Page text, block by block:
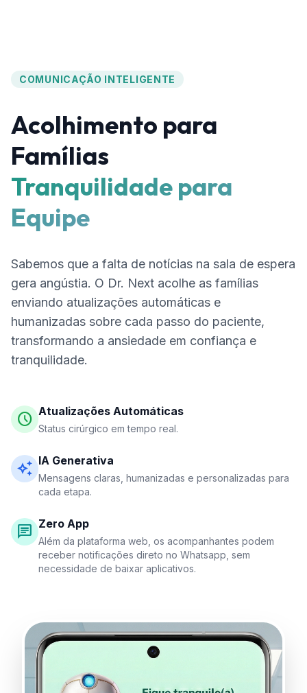
COMUNICAÇÃO INTELIGENTE
Acolhimento para
Famílias
Tranquilidade para
Equipe
Sabemos que a falta de notícias na sala de espera
gera angústia. O Dr. Next acolhe as famílias
enviando atualizações automáticas e
humanizadas sobre cada passo do paciente,
transformando a ansiedade em confiança e
tranquilidade.
schedule Atualizações Automáticas
Status cirúrgico em tempo real.
auto_awesome IA Generativa
Mensagens claras, humanizadas e personalizadas para
cada etapa.
chat Zero App
Além da plataforma web, os acompanhantes podem
receber notificações direto no Whatsapp, sem
necessidade de baixar aplicativos.